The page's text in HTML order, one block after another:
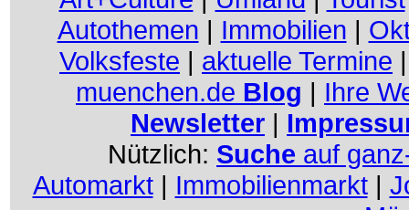
Autothemen | Immobilien |
Volksfeste | aktuelle Termine
muenchen.de Blog | Ihre
Newsletter |
Nützlich: Suche auf
Automarkt | Immobilienmarkt|